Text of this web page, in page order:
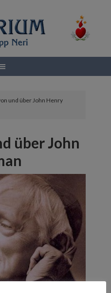
und über John Henry
über John